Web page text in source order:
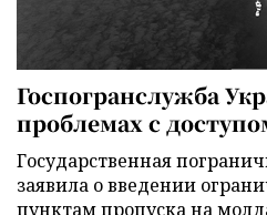
Госпогранслужба
проблемах с
Государственная
заявила о введении
пунктам пропуска на